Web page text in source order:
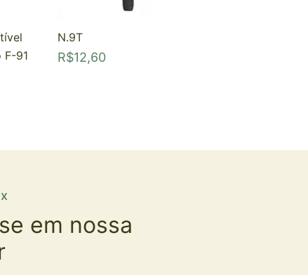
F-91
N.9T
R$12,60
em nossa